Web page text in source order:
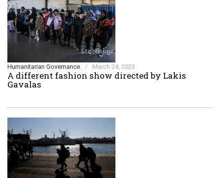
Humanitarian Governance / March 24, 2023
A different fashion show directed by Lakis
Gavalas